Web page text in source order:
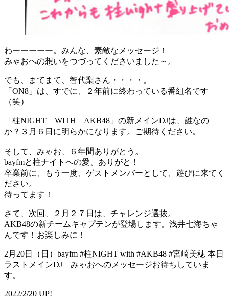
わーーーーー。みんな、素敵なメッセージ！
みゃおへの想いをつづってくださいました～。
でも、まてまて、智代梨さん・・・・。
「ON8」は、すでに、２年前に終わっている番組名です
（笑）
「柱NIGHT WITH AKB48」の新メインDJは、誰なの
か？３月６日に明らかになります。ご期待ください。
そして、みゃお、６年間ありがとう。
bayfmと柱ナイトへの愛、ありがと！
卒業前に、もう一度、ゲストメンバーとして、遊びに来てく
ださい。
待ってます！
さて、次回、２月２７日は、チャレンジ選抜。
AKB48の新チームキャプテンが登場します。浅井七海ちゃ
んです！お楽しみに！
2月20日（日）bayfm #柱NIGHT with #AKB48 #宮崎美穂 本日
ラストメインDJ みゃおへのメッセージお待ちしていま
す。
2022/2/20 UP!